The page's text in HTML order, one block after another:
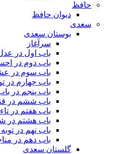
حافظ
دیوان حافظ
سعدی
بوستان سعدی
سرآغاز
باب اول در
باب دوم در
باب سوم در
باب چهارم در
باب پنجم در
باب ششم در
باب هفتم در
باب هشتم در
باب نهم در
باب دهم در
گلستان سعدی